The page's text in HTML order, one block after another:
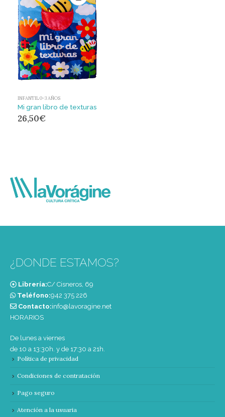
INFANTIL 0-3 AÑOS
Mi gran libro de texturas
26,50€
¿DONDE ESTAMOS?
Librería:C/ Cisneros, 69
Teléfono:‭942 375 226‬
Contacto:info@lavoragine.net
HORARIOS
De lunes a viernes
de 10 a 13:30h. y de 17:30 a 21h.
Política de privacidad
Condiciones de contratación
Pago seguro
Atención a la usuaria